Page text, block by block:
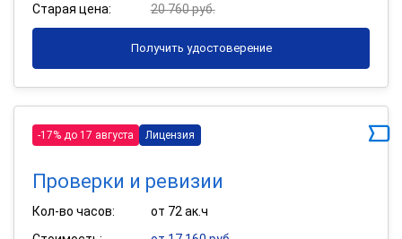
Старая цена:
20 760 руб.
Получить удостоверение
-17% до 17 августа Лицензия
Проверки и ревизии
Кол-во часов:
от 72 ак.ч